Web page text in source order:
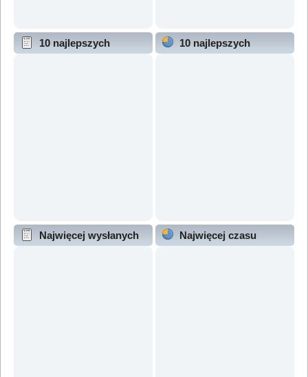
10 najlepszych
10 najlepszych
Najwięcej wysłanych
Najwięcej czasu